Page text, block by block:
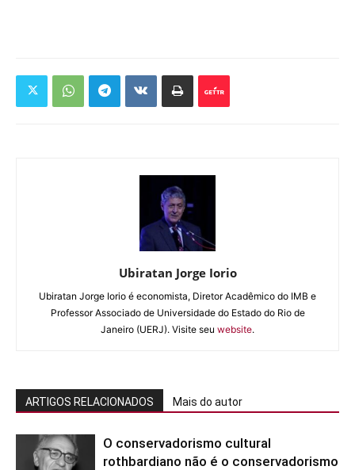
Ubiratan Jorge Iorio
Ubiratan Jorge Iorio é economista, Diretor Acadêmico do IMB e
Professor Associado de Universidade do Estado do Rio de
Janeiro (UERJ). Visite seu website.
ARTIGOS RELACIONADOS Mais do autor
O conservadorismo cultural
rothbardiano não é o conservadorismo